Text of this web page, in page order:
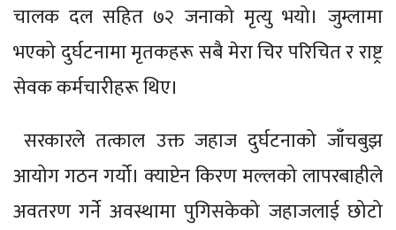
चालक दल सहित ७२ जनाको मृत्यु भयो। जुम्लामा
भएको दुर्घटनामा मृतकहरू सबै मेरा चिर परिचित र राष्ट्र
सेवक कर्मचारीहरू थिए।
सरकारले तत्काल उक्त जहाज दुर्घटनाको जाँचबुझ
आयोग गठन गर्यो। क्याप्टेन किरण मल्लको लापरबाहीले
अवतरण गर्ने अवस्थामा पुगिसकेको जहाजलाई छोटो